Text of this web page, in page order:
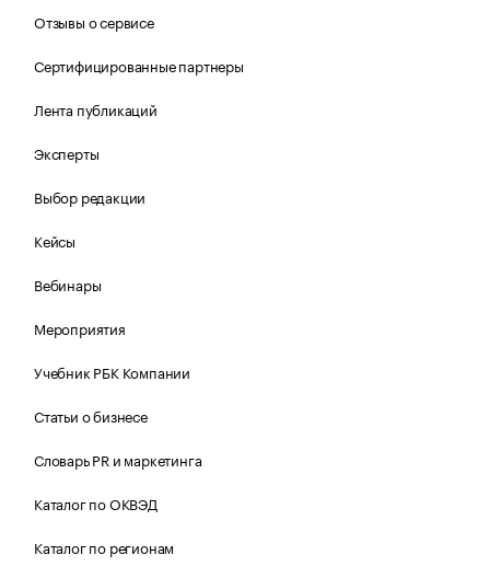
Отзывы о сервисе
Сертифицированные партнеры
Лента публикаций
Эксперты
Выбор редакции
Кейсы
Вебинары
Мероприятия
Учебник РБК Компании
Статьи о бизнесе
Словарь PR и маркетинга
Каталог по ОКВЭД
Каталог по регионам